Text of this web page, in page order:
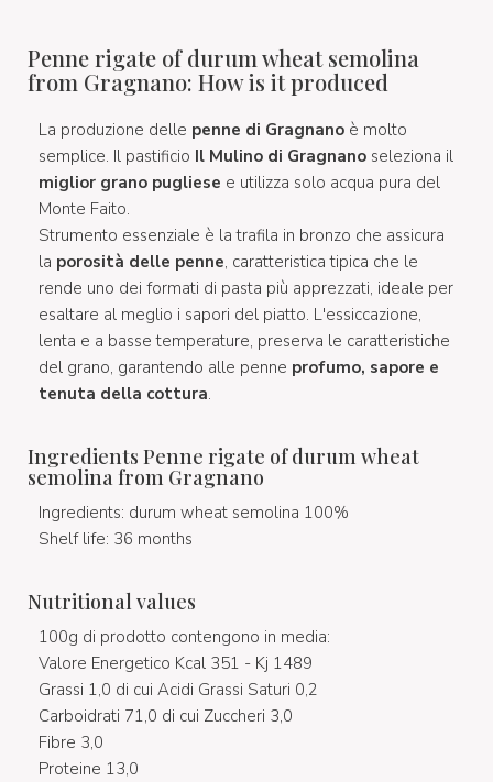
Penne rigate of durum wheat semolina
from Gragnano: How is it produced
La produzione delle penne di Gragnano è molto
semplice. Il pastificio Il Mulino di Gragnano seleziona il
miglior grano pugliese e utilizza solo acqua pura del
Monte Faito.
Strumento essenziale è la trafila in bronzo che assicura
la porosità delle penne, caratteristica tipica che le
rende uno dei formati di pasta più apprezzati, ideale per
esaltare al meglio i sapori del piatto. L'essiccazione,
lenta e a basse temperature, preserva le caratteristiche
del grano, garantendo alle penne profumo, sapore e
tenuta della cottura.
Ingredients Penne rigate of durum wheat
semolina from Gragnano
Ingredients: durum wheat semolina 100%
Shelf life: 36 months
Nutritional values
100g di prodotto contengono in media:
Valore Energetico Kcal 351 - Kj 1489
Grassi 1,0 di cui Acidi Grassi Saturi 0,2
Carboidrati 71,0 di cui Zuccheri 3,0
Fibre 3,0
Proteine 13,0